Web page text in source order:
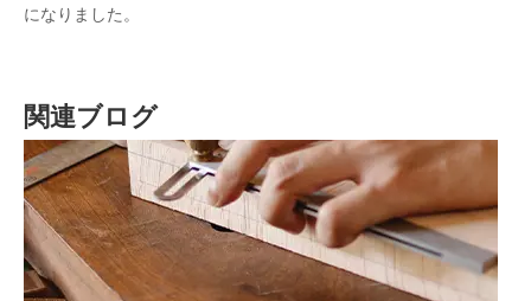
になりました。
関連ブログ